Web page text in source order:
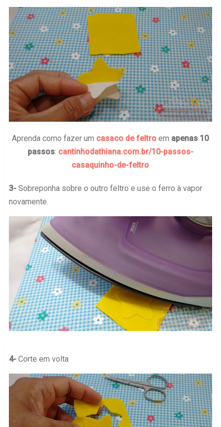
Aprenda como fazer um casaco de feltro em apenas 10
passos: cantinhodathiana.com.br/10-passos-
casaquinho-de-feltro
3- Sobreponha sobre o outro feltro e use o ferro à vapor
novamente.
4- Corte em volta